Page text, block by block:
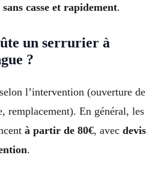
sans casse et rapidement.
un serrurier à
?
l’intervention (ouverture de
remplacement). En général, les
à partir de 80€, avec devis
.